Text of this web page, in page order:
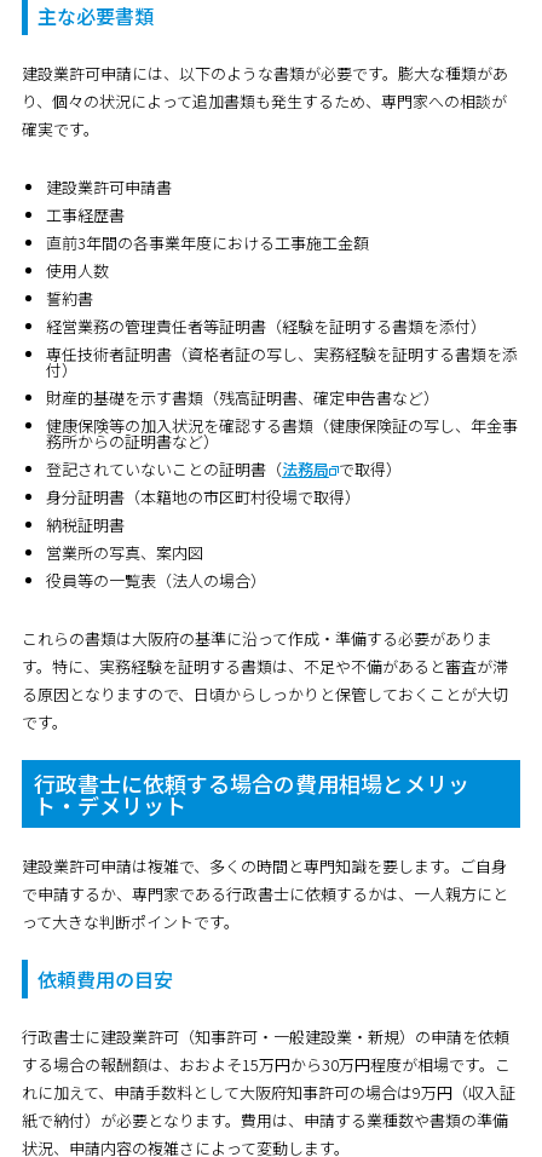
主な必要書類
建設業許可申請には、以下のような書類が必要です。膨大な種類があ
り、個々の状況によって追加書類も発生するため、専門家への相談が
確実です。
建設業許可申請書
工事経歴書
直前3年間の各事業年度における工事施工金額
使用人数
誓約書
経営業務の管理責任者等証明書（経験を証明する書類を添付）
専任技術者証明書（資格者証の写し、実務経験を証明する書類を添
付）
財産的基礎を示す書類（残高証明書、確定申告書など）
健康保険等の加入状況を確認する書類（健康保険証の写し、年金事
務所からの証明書など）
登記されていないことの証明書（法務局 で取得）
身分証明書（本籍地の市区町村役場で取得）
納税証明書
営業所の写真、案内図
役員等の一覧表（法人の場合）
これらの書類は大阪府の基準に沿って作成・準備する必要がありま
す。特に、実務経験を証明する書類は、不足や不備があると審査が滞
る原因となりますので、日頃からしっかりと保管しておくことが大切
です。
行政書士に依頼する場合の費用相場とメリッ
ト・デメリット
建設業許可申請は複雑で、多くの時間と専門知識を要します。ご自身
で申請するか、専門家である行政書士に依頼するかは、一人親方にと
って大きな判断ポイントです。
依頼費用の目安
行政書士に建設業許可（知事許可・一般建設業・新規）の申請を依頼
する場合の報酬額は、 おおよそ15万円から30万円程度が相場です。こ
れに加えて、申請手数料として大阪府知事許可の場合は9万円（収入証
紙で納付）が必要となります。費用は、申請する業種数や書類の準備
状況、申請内容の複雑さによって変動します。